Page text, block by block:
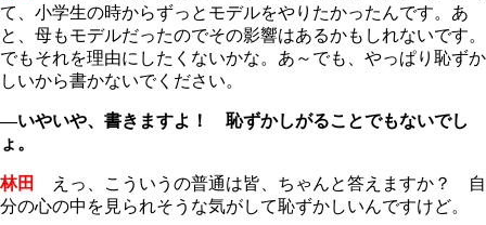
て、小学生の時からずっとモデルをやりたかったんです。あ
と、母もモデルだったのでその影響はあるかもしれないです。
でもそれを理由にしたくないかな。あ～でも、やっぱり恥ずか
しいから書かないでください。
―いやいや、書きますよ！ 恥ずかしがることでもないでし
ょ。
林田
えっ、こういうの普通は皆、ちゃんと答えますか？ 自
分の心の中を見られそうな気がして恥ずかしいんですけど。